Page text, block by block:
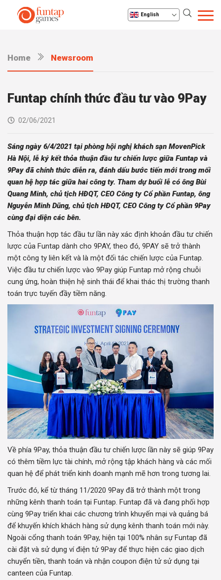
English
Home Newsroom
Funtap chính thức đầu tư vào 9Pay
02/06/2021
Sáng ngày 6/4/2021 tại phòng hội nghị khách sạn MovenPick
Hà Nội, lễ ký kết thỏa thuận đầu tư chiến lược giữa Funtap và
9Pay đã chính thức diễn ra, đánh dấu bước tiến mới trong mối
quan hệ hợp tác giữa hai công ty. Tham dự buổi lễ có ông Bùi
Quang Minh, chủ tịch HĐQT, CEO Công ty Cổ phần Funtap, ông
Nguyễn Minh Dũng, chủ tịch HĐQT, CEO Công ty Cổ phần 9Pay
cùng đại diện các bên.
Thỏa thuận hợp tác đầu tư lần này xác định khoản đầu tư chiến
lược của Funtap dành cho 9PAY, theo đó, 9PAY sẽ trở thành
một công ty liên kết và là một đối tác chiến lược của Funtap.
Việc đầu tư chiến lược vào 9Pay giúp Funtap mở rộng chuỗi
cung ứng, hoàn thiện hệ sinh thái để khai thác thị trường thanh
toán trực tuyến đầy tiềm năng.
Về phía 9Pay, thỏa thuận đầu tư chiến lược lần này sẽ giúp 9Pay
có thêm tiềm lực tài chính, mở rộng tập khách hàng và các mối
quan hệ để phát triển kinh doanh mạnh mẽ hơn trong tương lai.
Trước đó, kể từ tháng 11/2020 9Pay đã trở thành một trong
những kênh thanh toán tại Funtap. Funtap đã và đang phối hợp
cùng 9Pay triển khai các chương trình khuyến mại và quảng bá
để khuyến khích khách hàng sử dụng kênh thanh toán mới này.
Ngoài cổng thanh toán 9Pay, hiện tại 100% nhân sự Funtap đã
cài đặt và sử dụng ví điện tử 9Pay để thực hiện các giao dịch
chuyển tiền, thanh toán và nhận coupon điện tử sử dụng tại
canteen của Funtap.